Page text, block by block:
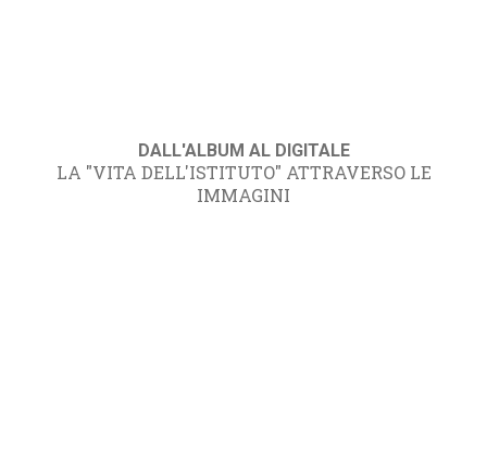
DALL'ALBUM AL DIGITALE
LA "VITA DELL'ISTITUTO" ATTRAVERSO LE
IMMAGINI